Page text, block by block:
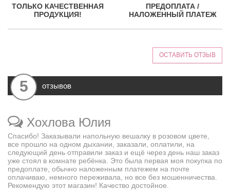
ТОЛЬКО КАЧЕСТВЕННАЯ
ПРОДУКЦИЯ!
ПРЕДОПЛАТА /
НАЛОЖЕННЫЙ ПЛАТЕЖ
ОСТАВИТЬ ОТЗЫВ
5 отзывов
Хохлова Юлия
Спасибо! Заказывали напольную вешалку в розовом цвете,
все прошло на одном дыхании, заказали, оплатили, на
следующий день отправили заказ и ещё через день наш заказ
уже стоял в комнате ребёнка. Это была первая моя покупка по
предоплате, обычно наложенным платежем на почте
оплачиваю, немного переживала, но все без мошенничества.
Рекомендую этот магазин! Качество достойное.